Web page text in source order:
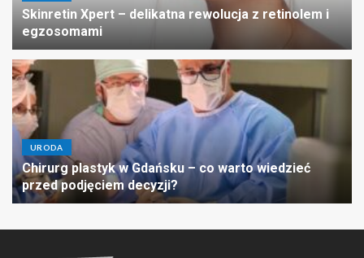
Skinretin Xpert – delikatna rewolucja z retinolem i
egzosomami
URODA
Chirurg plastyk w Gdańsku – co warto wiedzieć
przed podjęciem decyzji?